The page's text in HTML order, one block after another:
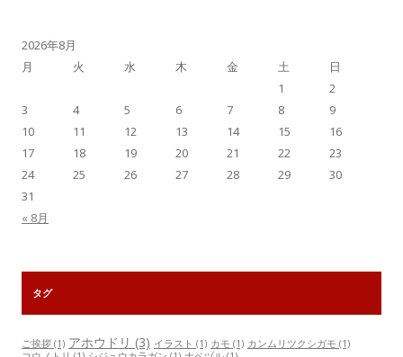
2026年8月
月
火 水 木 金 土
日
1
2
3
4 5 6 7 8
9
10
11 12 13 14 15
16
17
18 19 20 21 22
23
24
25 26 27 28 29
30
31
« 8月
タグ
ご挨拶 (1) アホウドリ (3) イラスト (1) カモ (1) カンムリツクシガモ (1)